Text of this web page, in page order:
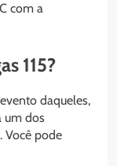
com a
115?
daqueles,
um dos
Você pode